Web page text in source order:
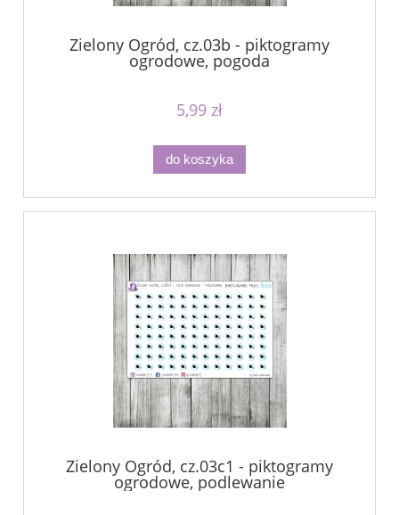
Zielony Ogród, cz.03b - piktogramy
ogrodowe, pogoda
5,99 zł
do koszyka
Zielony Ogród, cz.03c1 - piktogramy
ogrodowe, podlewanie